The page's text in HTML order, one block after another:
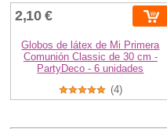
2,10 €
Globos de látex de Mi Primera
Comunión Classic de 30 cm -
PartyDeco - 6 unidades
(4)